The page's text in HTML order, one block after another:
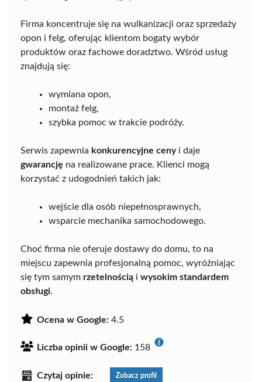
Firma koncentruje się na wulkanizacji oraz sprzedaży
opon i felg, oferując klientom bogaty wybór
produktów oraz fachowe doradztwo. Wśród usług
znajdują się:
wymiana opon,
montaż felg,
szybka pomoc w trakcie podróży.
Serwis zapewnia konkurencyjne cenyi daje
gwarancję na realizowane prace. Klienci mogą
korzystać z udogodnień takich jak:
wejście dla osób niepełnosprawnych,
wsparcie mechanika samochodowego.
Choć firma nie oferuje dostawy do domu, to na
miejscu zapewnia profesjonalną pomoc, wyróżniając
się tym samym rzetelnością i wysokim standardem
obsługi.
Ocena w Google: 4.5
Liczba opinii w Google: 158
Czytaj opinie: Zobacz profil